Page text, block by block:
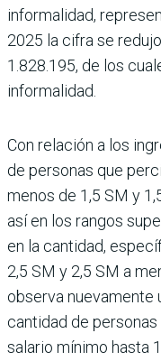
informa­lidad,
2025 la cifra se
1.828.195, de los
informalidad.
Con relación a los
de personas que
menos de 1,5 SM y
así en los ran­gos
en la canti­dad,
2,5 SM y 2,5 SM a
observa nuevamente
cantidad de
salario mínimo hasta